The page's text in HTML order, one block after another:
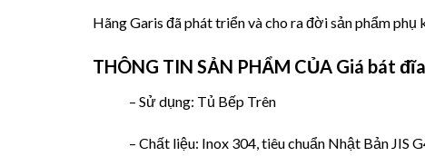
Hãng Garis đã phát triển và cho ra đời sản phẩm phụ
THÔNG TIN SẢN PHẨM CỦA Giá bát
– Sử dụng: Tủ Bếp Trên
– Chất liệu: Inox 304, tiêu chuẩn Nhật Bản JIS